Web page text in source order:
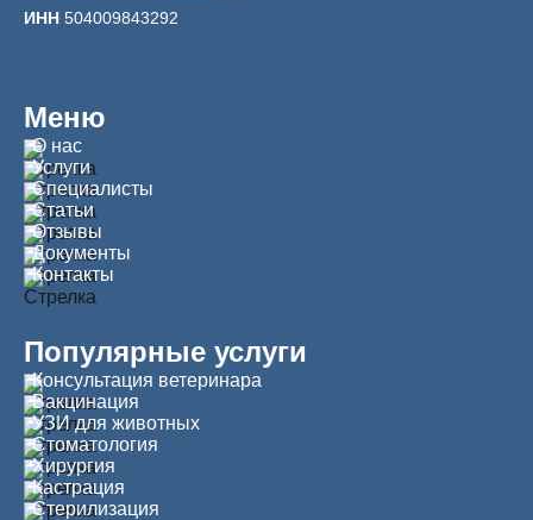
ИНН 504009843292
Меню
О нас
Услуги
Специалисты
Статьи
Отзывы
Документы
Контакты
Популярные услуги
Консультация ветеринара
Вакцинация
УЗИ для животных
Стоматология
Хирургия
Кастрация
Стерилизация